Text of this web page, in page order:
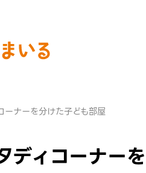
ーナーを分けた子ども部屋
ディコーナー